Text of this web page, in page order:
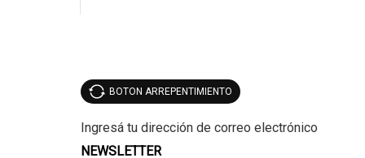
BOTON ARREPENTIMIENTO
NEWSLETTER